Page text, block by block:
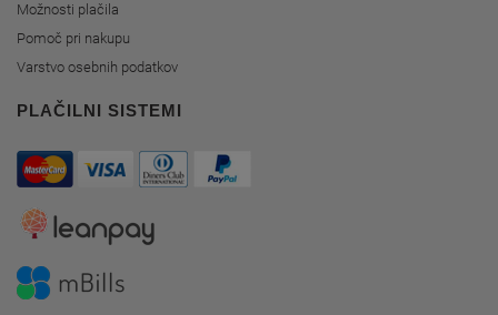
Možnosti plačila
Pomoč pri nakupu
Varstvo osebnih podatkov
PLAČILNI SISTEMI